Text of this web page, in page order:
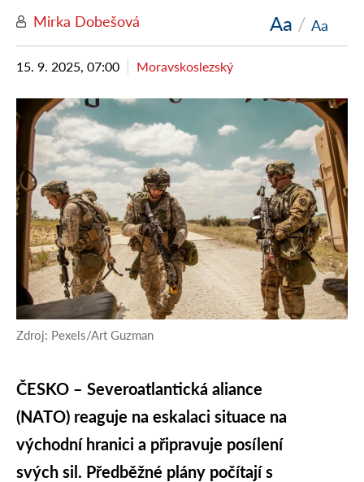
Mirka Dobešová Aa / Aa
15. 9. 2025, 07:00 Moravskoslezský
Zdroj: Pexels/Art Guzman
ČESKO – Severoatlantická aliance
(NATO) reaguje na eskalaci situace na
východní hranici a připravuje posílení
svých sil. Předběžné plány počítají s